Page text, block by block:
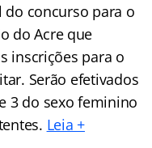
concurso para o
do Acre que
inscrições para o
Serão efetivados
3 do sexo feminino
Leia +